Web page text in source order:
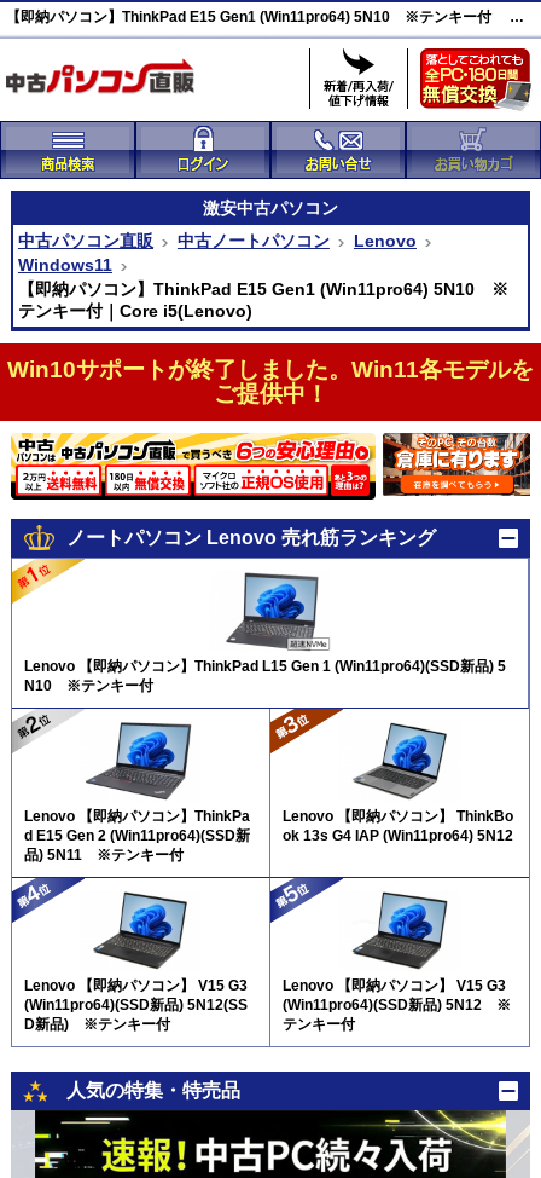
【即納パソコン】ThinkPad E15 Gen1 (Win11pro64) 5N10 ※テンキー付 激安(46088)
激安中古パソコン
中古パソコン直販
中古ノートパソコン
Lenovo
Windows11
【即納パソコン】ThinkPad E15 Gen1 (Win11pro64) 5N10 ※
テンキー付｜Core i5(Lenovo)
Win10サポートが終了しました。Win11各モデルを
ご提供中！
ノートパソコン Lenovo 売れ筋ランキング
Lenovo 【即納パソコン】ThinkPad L15 Gen 1 (Win11pro64)(SSD新品) 5
N10 ※テンキー付
Lenovo 【即納パソコン】ThinkPa
d E15 Gen 2 (Win11pro64)(SSD新
品) 5N11 ※テンキー付
Lenovo 【即納パソコン】 ThinkBo
ok 13s G4 IAP (Win11pro64) 5N12
Lenovo 【即納パソコン】 V15 G3
(Win11pro64)(SSD新品) 5N12(SS
D新品) ※テンキー付
Lenovo 【即納パソコン】 V15 G3
(Win11pro64)(SSD新品) 5N12 ※
テンキー付
人気の特集・特売品